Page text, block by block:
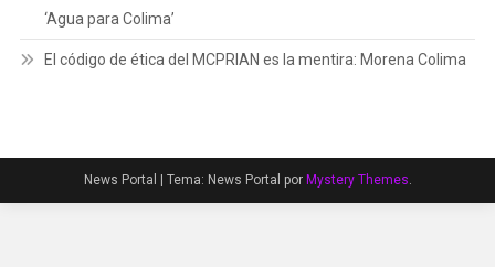
‘Agua para Colima’
El código de ética del MCPRIAN es la mentira: Morena Colima
News Portal | Tema: News Portal por Mystery Themes.